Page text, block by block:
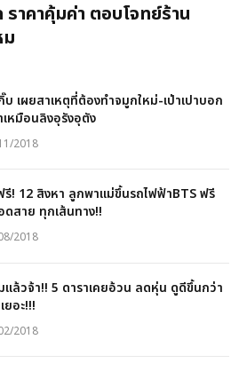
ราคาคุ้มค่า ตอบโจทย์ร้าน
เผยสาเหตุที่ต้องทำจมูกใหม่-เป่าเปาบอก
เหมือนลิงอุรังอุตัง
2018
! 12 สิงหา ลูกพาแม่ขึ้นรถไฟฟ้าBTS ฟรี
ดสาย ทุกเส้นทาง!!
2018
แล้วจ้า!! 5 ดาราเคยอ้วน ลดหุ่น ดูดีขึ้นกว่า
ยอะ!!!
2018